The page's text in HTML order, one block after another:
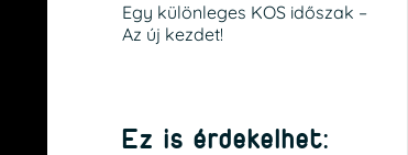
Egy különleges KOS időszak –
Az új kezdet!
Ez is érdekelhet: